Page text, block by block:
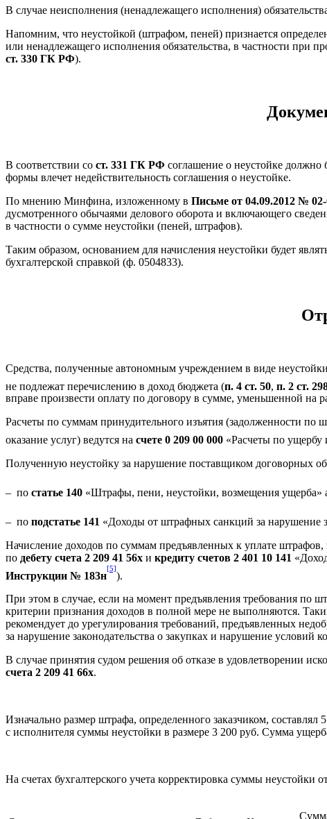
В случае неисполнения (ненадлежащего исполнения)
Напомним, что неустойкой (штрафом, пеней) признается
или ненадлежащего исполнения обязательства, в частности при
ст. 330 ГК РФ).
В соответствии со ст. 331 ГК РФ соглашение о неустойке
формы влечет недействительность соглашения о неустойке.
По мнению Минфина, изложенному в Письме от 04.09.2012 №
дусмотренного обычаями делового оборота и включающего
в частности о сумме неустойки (пеней, штрафов).
Таким образом, основанием для начисления неустойки будет
бухгалтерской справкой (ф. 0504833).
Средства, полученные автономным учреждением в виде
не подлежат перечислению в доход бюджета (п. 4 ст. 50 п. 2 ст.
вправе произвести оплату по договору в сумме, уменьшенной на
Расчеты по суммам принудительного изъятия (задолженности по
оказание услуг) ведутся на счете 0 209 00 000 «Расчеты по
Полученную неустойку за нарушение поставщиком договорных
– по статье 140 «Штрафы, пени, неустойки, возмещения ущерба»
– по подстатье 141 «Доходы от штрафных санкций за нарушение
Начисление доходов по суммам предъявленных к уплате
по дебету счета 2 209 41 56x и кредиту счетов 2 401 10 141
Инструкции № 183н
[5]
).
При этом в случае, если на момент предъявления требования по
критерии признания доходов в полной мере не выполняются.
рекомендует до урегулирования требований, предъявленных
за нарушение законодательства о закупках и нарушение условий
В случае принятия судом решения об отказе в удовлетворении
счета 2 209 41 66x.
Изначально размер штрафа, определенного заказчиком,
с исполнителя суммы неустойки в размере 3 200 руб. Сумма
На счетах бухгалтерского учета корректировка суммы неустойки